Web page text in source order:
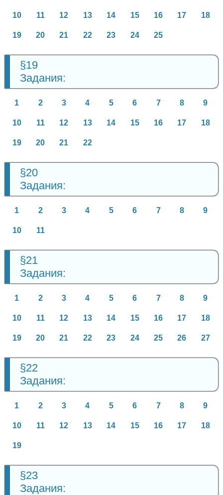
10 11 12 13 14 15 16 17 18
19 20 21 22 23 24 25
§19
Задания:
1 2 3 4 5 6 7 8 9
10 11 12 13 14 15 16 17 18
19 20 21 22
§20
Задания:
1 2 3 4 5 6 7 8 9
10 11
§21
Задания:
1 2 3 4 5 6 7 8 9
10 11 12 13 14 15 16 17 18
19 20 21 22 23 24 25 26 27
§22
Задания:
1 2 3 4 5 6 7 8 9
10 11 12 13 14 15 16 17 18
19
§23
Задания: